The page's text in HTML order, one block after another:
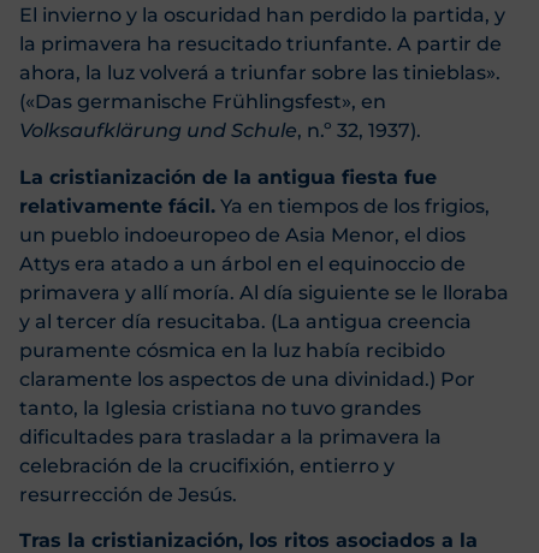
El invierno y la oscuridad han perdido la partida, y
la primavera ha resucitado triunfante. A partir de
ahora, la luz volverá a triunfar sobre las tinieblas».
(«Das germanische Frühlingsfest», en
Volksaufklärung und Schule, n.º 32, 1937).
La cristianización de la antigua fiesta fue
relativamente fácil. Ya en tiempos de los frigios,
un pueblo indoeuropeo de Asia Menor, el dios
Attys era atado a un árbol en el equinoccio de
primavera y allí moría. Al día siguiente se le lloraba
y al tercer día resucitaba. (La antigua creencia
puramente cósmica en la luz había recibido
claramente los aspectos de una divinidad.) Por
tanto, la Iglesia cristiana no tuvo grandes
dificultades para trasladar a la primavera la
celebración de la crucifixión, entierro y
resurrección de Jesús.
Tras la cristianización, los ritos asociados a la